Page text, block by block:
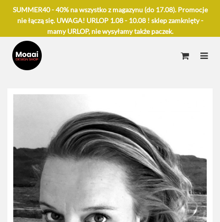
SUMMER40 - 40% na wszystko z magazynu (do 17.08). Promocje
nie łączą się. UWAGA! URLOP 1.08 - 10.08 ! sklep zamknięty -
mamy URLOP, nie wysyłamy także paczek.